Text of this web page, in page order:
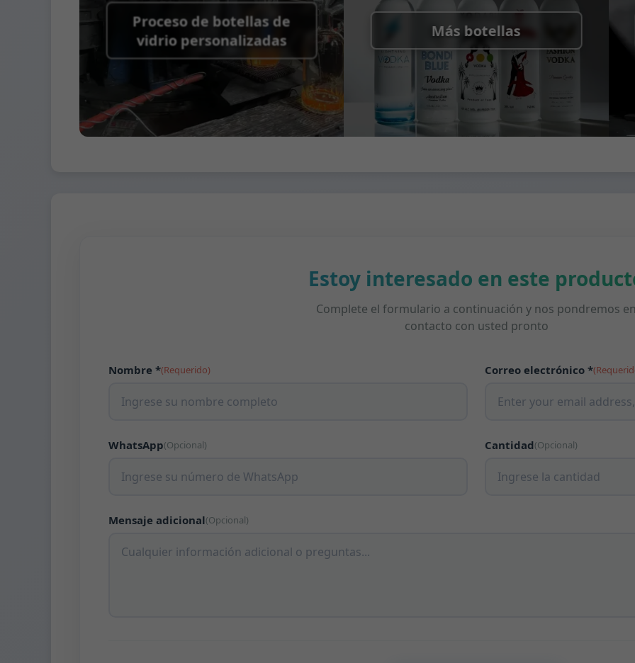
Proceso de botellas de
vidrio personalizadas
Más botellas
Estoy interesado en este
Complete el formulario a continuación y nos pondremos
contacto con usted pronto
Nombre *(Requerido) Correo electrónico *
WhatsApp(Opcional) Cantidad(Opcional)
Mensaje adicional(Opcional)